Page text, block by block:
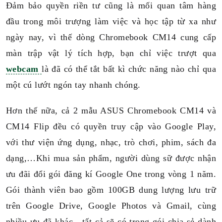
Đảm bảo quyền riền tư cũng là mối quan tâm hàng
đầu trong môi trượng làm việc và học tập từ xa như
ngày nay, vì thế dòng Chromebook CM14 cung cấp
màn trập vật lý tích hợp, bạn chỉ việc trượt qua
webcamlà đã có thể tắt bất kì chức năng nào chỉ qua
một cú lướt ngón tay nhanh chóng.
Hơn thế nữa, cả 2 mẫu ASUS Chromebook CM14 và
CM14 Flip đều có quyền truy cập vào Google Play,
với thư viện ứng dụng, nhạc, trò chơi, phim, sách đa
dạng,…Khi mua sản phẩm, người dùng sữ được nhận
ưu đãi đổi gói đăng kí Google One trong vòng 1 năm.
Gói thành viên bao gồm 100GB dung lượng lưu trữ
trên Google Drive, Google Photos và Gmail, cùng